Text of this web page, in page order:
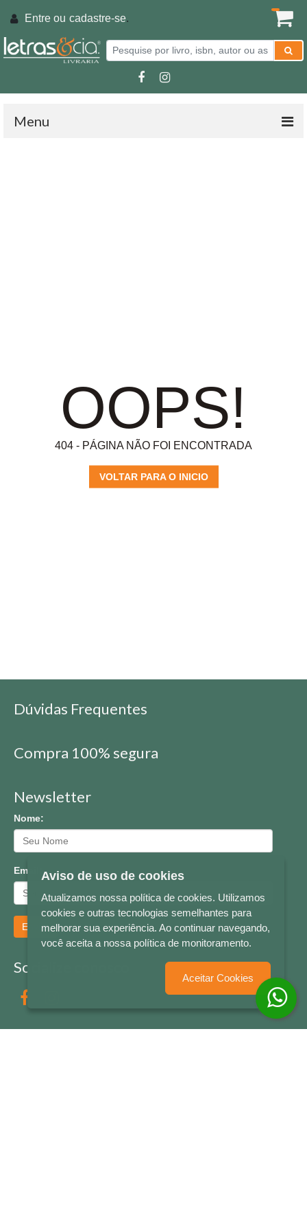
Entre ou cadastre-se.
Menu
OOPS!
404 - PÁGINA NÃO FOI ENCONTRADA
VOLTAR PARA O INICIO
Dúvidas Frequentes
Compra 100% segura
Newsletter
Nome:
Email:
Enviar
Socialize conosco
Aviso de uso de cookies
Atualizamos nossa política de cookies. Utilizamos
cookies e outras tecnologias semelhantes para
melhorar sua experiência. Ao continuar navegando,
você aceita a nossa política de monitoramento.
Aceitar Cookies